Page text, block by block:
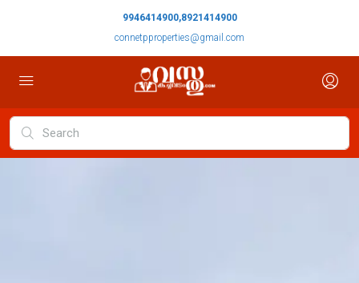
9946414900,8921414900
connetpproperties@gmail.com